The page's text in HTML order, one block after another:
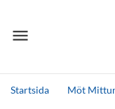
menu
Meny
Startsida Möt